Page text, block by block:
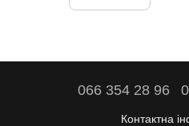
066 354 28 96
Контактна